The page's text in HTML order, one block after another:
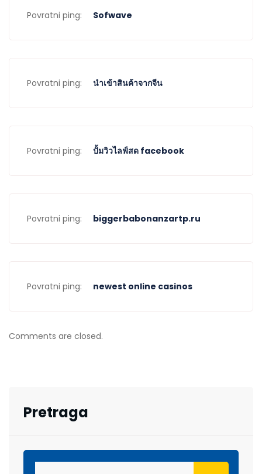
Povratni ping: Sofwave
Povratni ping: นำเข้าสินค้าจากจีน
Povratni ping: ปั้มวิวไลฟ์สด facebook
Povratni ping: biggerbabonanzartp.ru
Povratni ping: newest online casinos
Comments are closed.
Pretraga